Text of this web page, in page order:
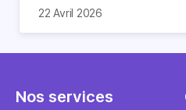
nombreux avantages à
expliquons tout dans cet
22 Avril 2026
Nos services